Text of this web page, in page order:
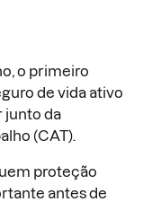
o primeiro
de vida ativo
junto da
(CAT).
proteção
antes de